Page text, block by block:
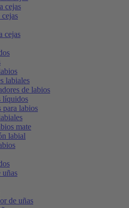
cejas
cejas
labiales
de labios
líquidos
para labios
mate
labial
uñas
de uñas